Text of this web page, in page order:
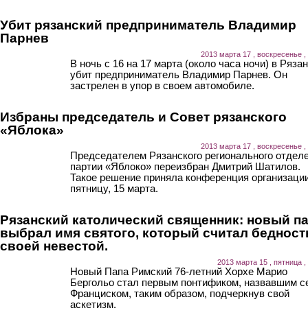
Убит рязанский предприниматель Владимир
Парнев
2013 марта 17 , воскресенье ,
В ночь с 16 на 17 марта (около часа ночи) в
убит предприниматель Владимир Парнев. Он
застрелен в упор в своем автомобиле.
Избраны председатель и Совет рязанского
«Яблока»
2013 марта 17 , воскресенье ,
Председателем Рязанского регионального
партии «Яблоко» переизбран Дмитрий Шатилов.
Такое решение приняла конференция
пятницу, 15 марта.
Рязанский католический священник: новый
выбрал имя святого, который считал
своей невестой.
2013 марта 15 , пятница ,
Новый Папа Римский 76-летний Хорхе Марио
Бергольо стал первым понтификом, назвавшим
Франциском, таким образом, подчеркнув свой
аскетизм.